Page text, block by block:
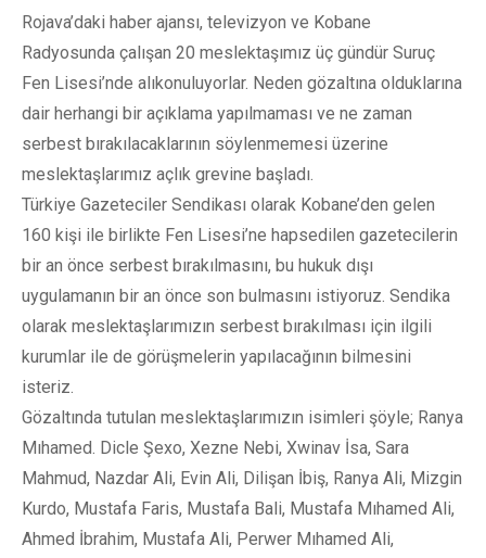
Rojava’daki haber ajansı, televizyon ve Kobane
Radyosunda çalışan 20 meslektaşımız üç gündür Suruç
Fen Lisesi’nde alıkonuluyorlar. Neden gözaltına olduklarına
dair herhangi bir açıklama yapılmaması ve ne zaman
serbest bırakılacaklarının söylenmemesi üzerine
meslektaşlarımız açlık grevine başladı.
Türkiye Gazeteciler Sendikası olarak Kobane’den gelen
160 kişi ile birlikte Fen Lisesi’ne hapsedilen gazetecilerin
bir an önce serbest bırakılmasını, bu hukuk dışı
uygulamanın bir an önce son bulmasını istiyoruz. Sendika
olarak meslektaşlarımızın serbest bırakılması için ilgili
kurumlar ile de görüşmelerin yapılacağının bilmesini
isteriz.
Gözaltında tutulan meslektaşlarımızın isimleri şöyle; Ranya
Mıhamed. Dicle Şexo, Xezne Nebi, Xwinav İsa, Sara
Mahmud, Nazdar Ali, Evin Ali, Dilişan İbiş, Ranya Ali, Mizgin
Kurdo, Mustafa Faris, Mustafa Bali, Mustafa Mıhamed Ali,
Ahmed İbrahim, Mustafa Ali, Perwer Mıhamed Ali,